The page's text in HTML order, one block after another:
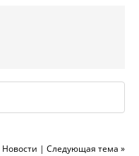
Новости | Следующая тема »